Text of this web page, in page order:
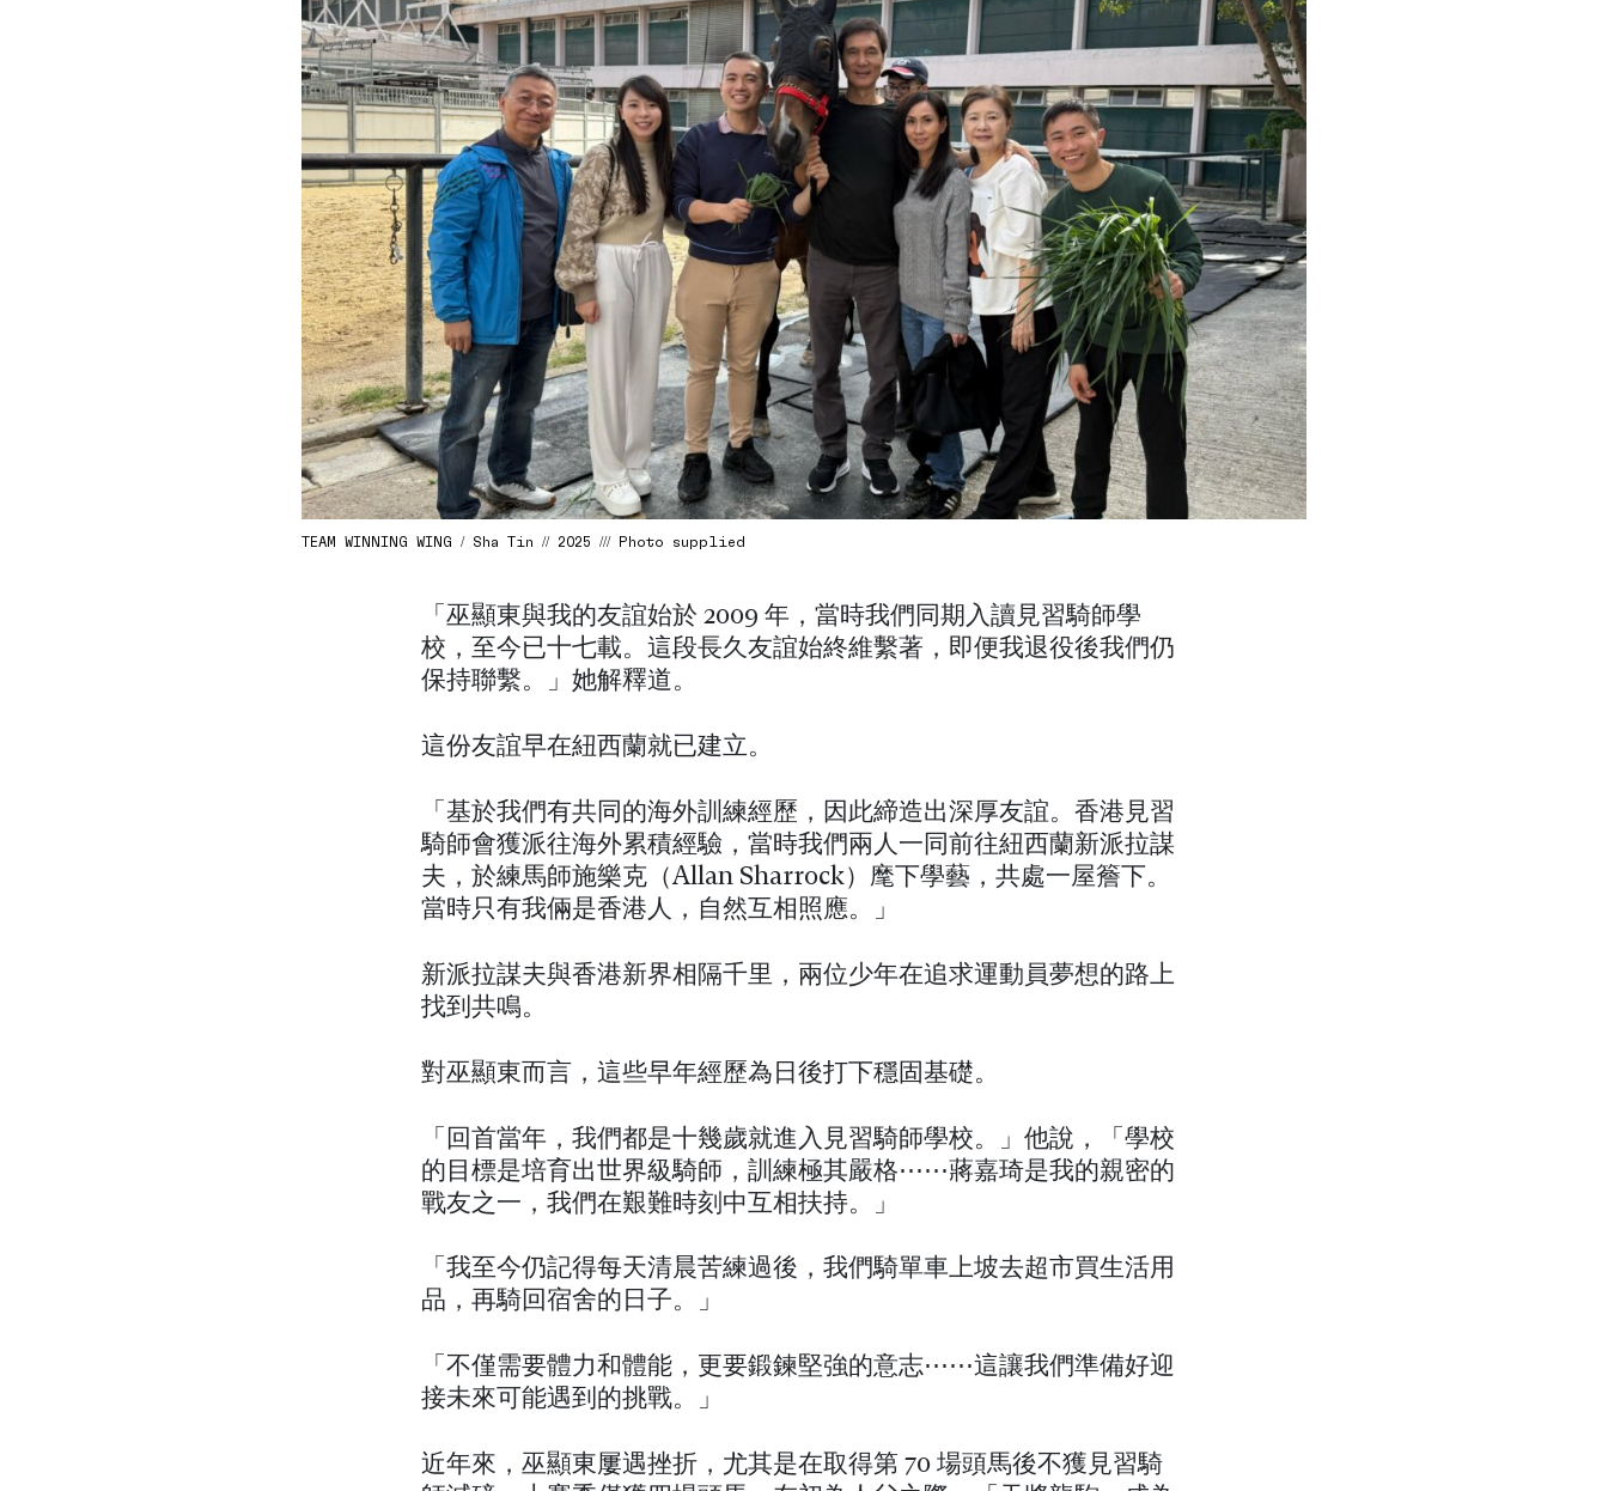
TEAM WINNING WING / Sha Tin // 2025 /// Photo supplied
「巫顯東與我的友誼始於 2009 年，當時我們同期入讀見習騎師學
校，至今已十七載。這段長久友誼始終維繫著，即便我退役後我們仍
保持聯繫。」她解釋道。
這份友誼早在紐西蘭就已建立。
「基於我們有共同的海外訓練經歷，因此締造出深厚友誼。香港見習
騎師會獲派往海外累積經驗，當時我們兩人一同前往紐西蘭新派拉謀
夫，於練馬師施樂克（Allan Sharrock）麾下學藝，共處一屋簷下。
當時只有我倆是香港人，自然互相照應。」
新派拉謀夫與香港新界相隔千里，兩位少年在追求運動員夢想的路上
找到共鳴。
對巫顯東而言，這些早年經歷為日後打下穩固基礎。
「回首當年，我們都是十幾歲就進入見習騎師學校。」他說，「學校
的目標是培育出世界級騎師，訓練極其嚴格⋯⋯蔣嘉琦是我的親密的
戰友之一，我們在艱難時刻中互相扶持。」
「我至今仍記得每天清晨苦練過後，我們騎單車上坡去超市買生活用
品，再騎回宿舍的日子。」
「不僅需要體力和體能，更要鍛鍊堅強的意志⋯⋯這讓我們準備好迎
接未來可能遇到的挑戰。」
近年來，巫顯東屢遇挫折，尤其是在取得第 70 場頭馬後不獲見習騎